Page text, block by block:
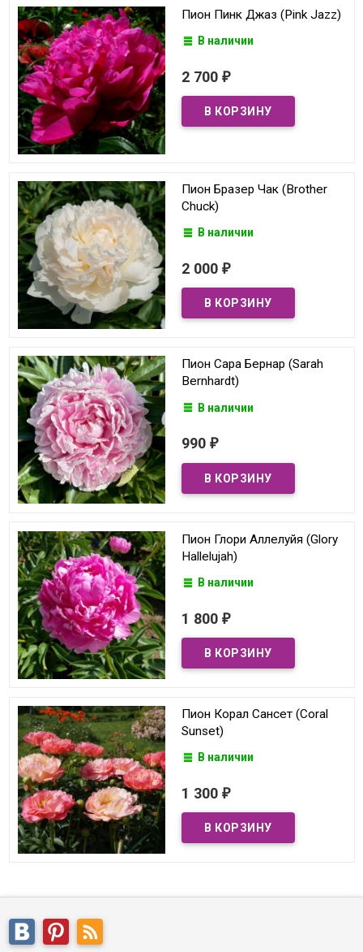
Пион Пинк Джаз (Pink Jazz)
В наличии
2 700 ₽
Пион Бразер Чак (Brother
Chuck)
В наличии
2 000 ₽
Пион Сара Бернар (Sarah
Bernhardt)
В наличии
990 ₽
Пион Глори Аллелуйя (Glory
Hallelujah)
В наличии
1 800 ₽
Пион Корал Сансет (Coral
Sunset)
В наличии
1 300 ₽